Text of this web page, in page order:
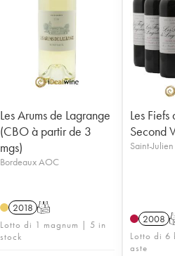
Les Arums de Lagrange
(CBO à partir de 3
mgs)
Bordeaux AOC
2018 T
Lotto di 1 magnum | 5 in
stock
Les
Second
Saint-
2008
Lotto di
aste